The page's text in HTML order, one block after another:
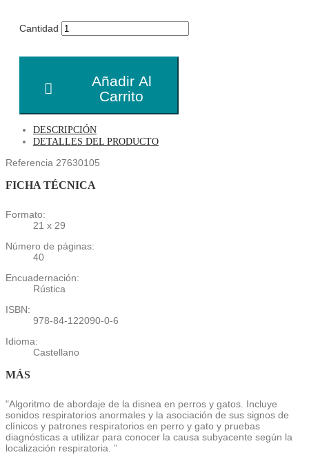
Cantidad
Añadir Al
Carrito
DESCRIPCIÓN
DETALLES DEL PRODUCTO
Referencia 27630105
FICHA TÉCNICA
Formato:
21 x 29
Número de páginas:
40
Encuadernación:
Rústica
ISBN:
978-84-122090-0-6
Idioma:
Castellano
MÁS
"Algoritmo de abordaje de la disnea en perros y gatos. Incluye
sonidos respiratorios anormales y la asociación de sus signos de
clínicos y patrones respiratorios en perro y gato y pruebas
diagnósticas a utilizar para conocer la causa subyacente según la
localización respiratoria. ”